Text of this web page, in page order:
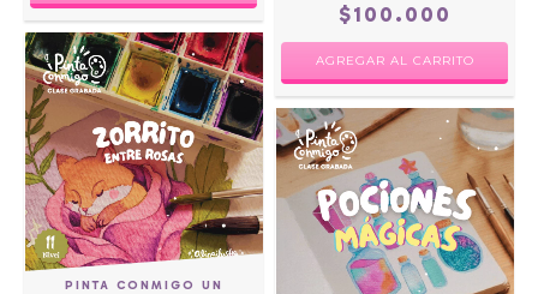
$100.000
PINTA CONMIGO UN